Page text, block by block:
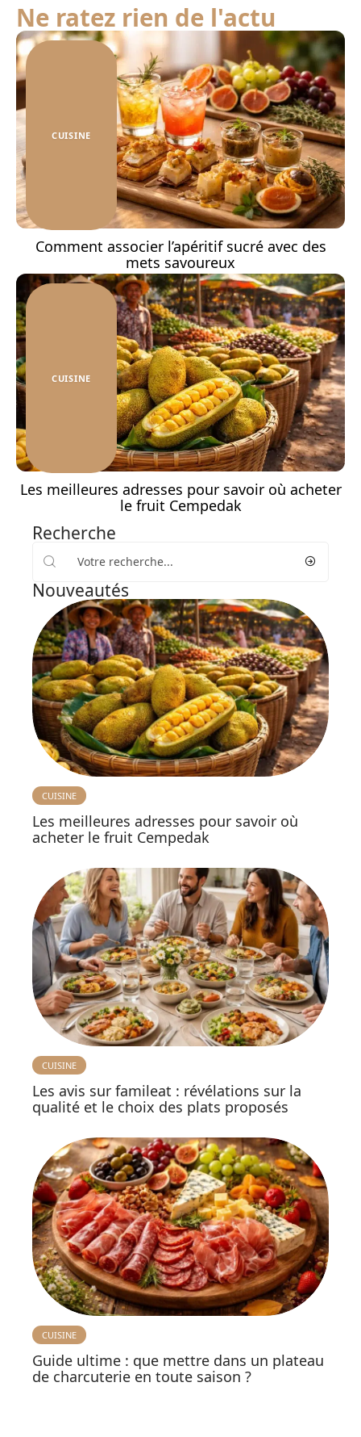
Ne ratez rien de l'actu
CUISINE
Comment associer l’apéritif sucré avec des
mets savoureux
CUISINE
Les meilleures adresses pour savoir où acheter
le fruit Cempedak
Recherche
Nouveautés
CUISINE
Les meilleures adresses pour savoir où
acheter le fruit Cempedak
CUISINE
Les avis sur famileat : révélations sur la
qualité et le choix des plats proposés
CUISINE
Guide ultime : que mettre dans un plateau
de charcuterie en toute saison ?